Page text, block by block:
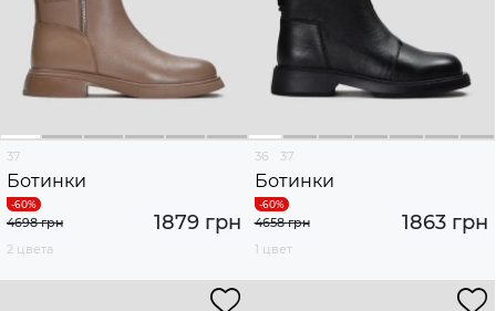
37
Ботинки
1879 грн
4698 грн
2 цвета
36 37
Ботинки
1863 грн
4658 грн
1 цвет